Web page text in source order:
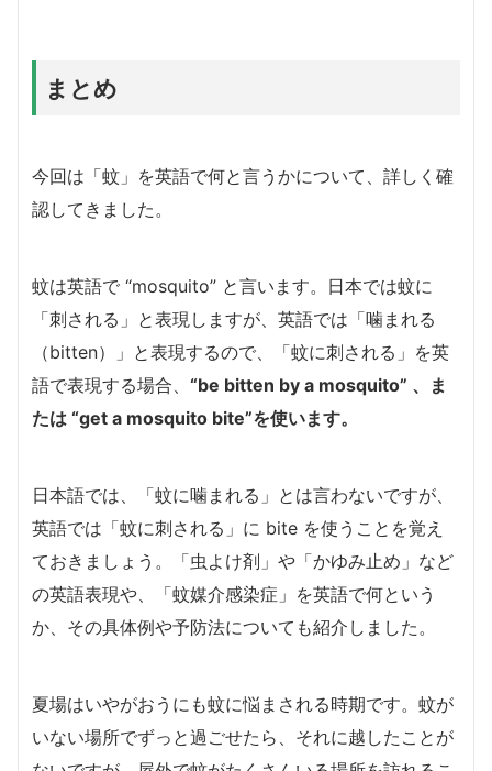
まとめ
今回は「蚊」を英語で何と言うかについて、詳しく確
認してきました。
蚊は英語で “mosquito” と言います。日本では蚊に
「刺される」と表現しますが、英語では「噛まれる
（bitten）」と表現するので、「蚊に刺される」を英
語で表現する場合、 “be bitten by a mosquito” 、ま
たは “get a mosquito bite”を使います。
日本語では、「蚊に噛まれる」とは言わないですが、
英語では「蚊に刺される」に bite を使うことを覚え
ておきましょう。「虫よけ剤」や「かゆみ止め」など
の英語表現や、「蚊媒介感染症」を英語で何という
か、その具体例や予防法についても紹介しました。
夏場はいやがおうにも蚊に悩まされる時期です。蚊が
いない場所でずっと過ごせたら、それに越したことが